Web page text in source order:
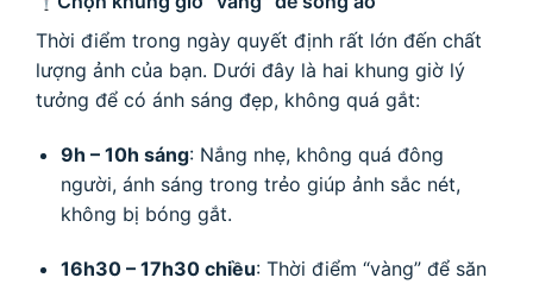
Thời điểm trong ngày quyết định rất lớn đến chất
lượng ảnh của bạn. Dưới đây là hai khung giờ lý
tưởng để có ánh sáng đẹp, không quá gắt:
9h – 10h sáng: Nắng nhẹ, không quá đông
người, ánh sáng trong trẻo giúp ảnh sắc nét,
không bị bóng gắt.
16h30 – 17h30 chiều: Thời điểm “vàng” để săn